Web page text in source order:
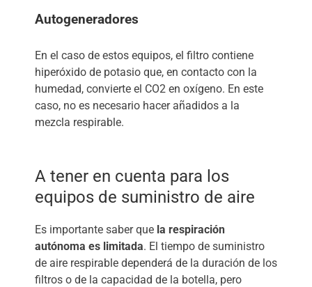
Autogeneradores
En el caso de estos equipos, el filtro contiene
hiperóxido de potasio que, en contacto con la
humedad, convierte el CO2 en oxígeno. En este
caso, no es necesario hacer añadidos a la
mezcla respirable.
A tener en cuenta para los
equipos de suministro de aire
Es importante saber que la respiración
autónoma es limitada. El tiempo de suministro
de aire respirable dependerá de la duración de los
filtros o de la capacidad de la botella, pero